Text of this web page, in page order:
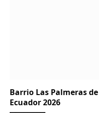
Barrio Las Palmeras
Ecuador 2026